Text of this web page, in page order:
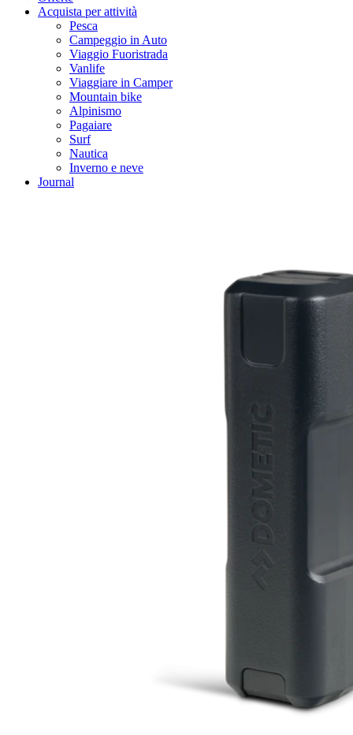
Acquista per attività
Pesca
Campeggio in Auto
Viaggio Fuoristrada
Vanlife
Viaggiare in Camper
Mountain bike
Alpinismo
Pagaiare
Surf
Nautica
Inverno e neve
Journal